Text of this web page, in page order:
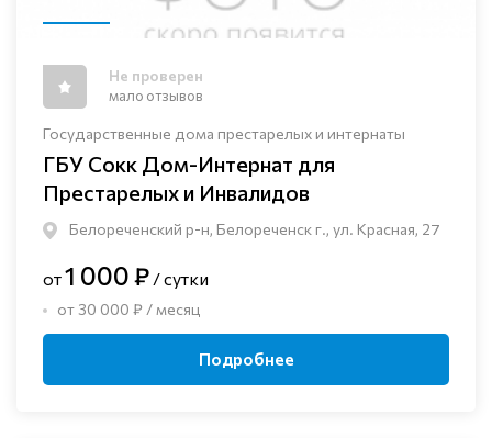
Государственные дома престарелых и интернаты
ГБУ Сокк Дом-Интернат для
Престарелых и Инвалидов
Белореченский р-н, Белореченск г., ул. Красная, 27
Не проверен
мало отзывов
от1 000 ₽ / сутки
от 30 000 ₽ / месяц
Подробнее